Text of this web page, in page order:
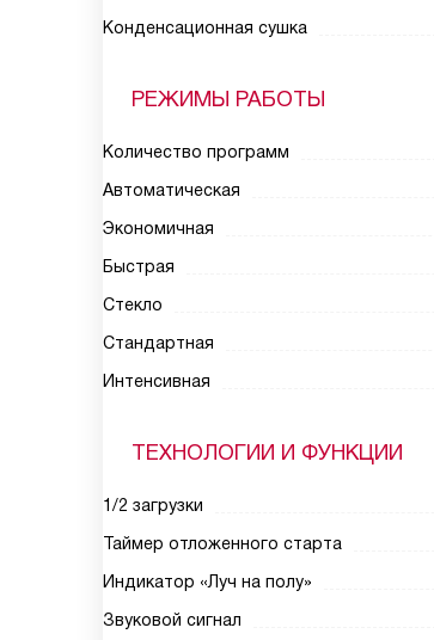
Конденсационная сушка
РЕЖИМЫ РАБОТЫ
Количество программ
Автоматическая
Экономичная
Быстрая
Стекло
Стандартная
Интенсивная
ТЕХНОЛОГИИ И ФУНКЦИИ
1/2 загрузки
Таймер отложенного старта
Индикатор «Луч на полу»
Звуковой сигнал